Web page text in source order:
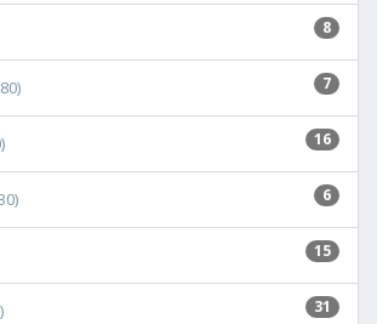
8
7
16
6
15
31